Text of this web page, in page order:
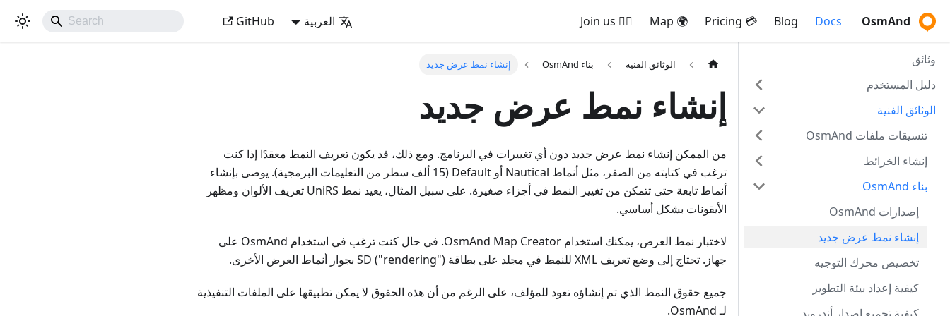
OsmAnd
Docs
Blog
💳 Pricing
🌍 Map
🚵‍♂️ Join us العربية GitHub
وثائق
دليل المستخدم
الوثائق الفنية
تنسيقات ملفات OsmAnd
إنشاء الخرائط
بناء OsmAnd
إصدارات OsmAnd
إنشاء نمط عرض جديد
تخصيص محرك التوجيه
كيفية إعداد بيئة التطوير
الوثائق الفنية بناء OsmAnd إنشاء نمط عرض جديد
إنشاء نمط عرض جديد
من الممكن إنشاء نمط عرض جديد دون أي تغييرات في البرنامج. ومع ذلك، قد يكون تعريف النمط معقدًا إذا كنت
ترغب في كتابته من الصفر، مثل أنماط Nautical أو Default (15 ألف سطر من التعليمات البرمجية). يوصى بإنشاء
أنماط تابعة حتى تتمكن من تغيير النمط في أجزاء صغيرة. على سبيل المثال، يعيد نمط UniRS تعريف الألوان ومظهر
الأيقونات بشكل أساسي.
لاختبار نمط العرض، يمكنك استخدام OsmAnd Map Creator. في حال كنت ترغب في استخدام OsmAnd على
جهاز. تحتاج إلى وضع تعريف XML للنمط في مجلد على بطاقة SD ("rendering") بجوار أنماط العرض الأخرى.
جميع حقوق النمط الذي تم إنشاؤه تعود للمؤلف، على الرغم من أن هذه الحقوق لا يمكن تطبيقها على الملفات التنفيذية
لـ OsmAnd.